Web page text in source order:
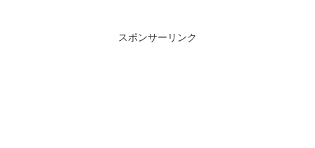
スポンサーリンク